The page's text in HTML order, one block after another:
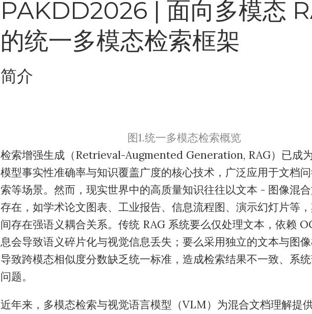
PAKDD2026 | 面向多模态
的统一多模态检索框架
简介
图1.统一多模态检索概览
检索增强生成（Retrieval-Augmented Generation, RAG）已成
模型事实性准确率与知识覆盖广度的核心技术，广泛应用于文档
索等场景。然而，现实世界中的高质量知识往往以文本 - 图像混
存在，如学术论文图表、工业报告、信息流程图、演示幻灯片等
间存在强语义耦合关系。传统 RAG 系统要么仅处理文本，依赖
息会导致语义碎片化与视觉信息丢失；要么采用独立的文本与图像
导致跨模态相似度分数缺乏统一标准，造成检索结果不一致、系
问题。
近年来，多模态检索与视觉语言模型（VLM）为混合文档理解提供